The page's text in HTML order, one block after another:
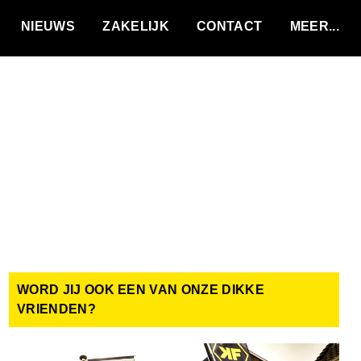
NIEUWS ZAKELIJK CONTACT
WORD JIJ OOK EEN VAN ONZE DIKKE
VRIENDEN?